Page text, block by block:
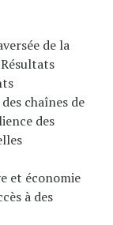
de la
chaînes de
des
et économie
à des